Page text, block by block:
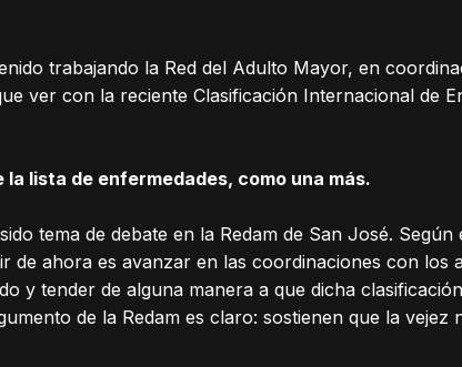
trabajando la Red del Adulto Mayor, en
ver con la reciente Clasificación Internacional de
lista de enfermedades, como una más.
tema de debate en la Redam de San José.
de ahora es avanzar en las coordinaciones con los
y tender de alguna manera a que dicha
de la Redam es claro: sostienen que la vejez